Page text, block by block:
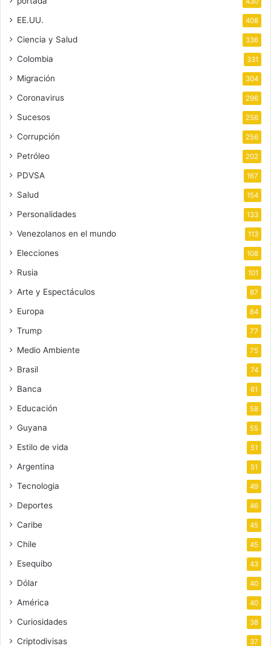
EE.UU. 408
Ciencia y Salud 336
Colombia 331
Migración 304
Coronavirus 296
Sucesos 256
Corrupción 256
Petróleo 202
PDVSA 167
Salud 154
Personalidades 133
Venezolanos en el mundo 113
Elecciones 108
Rusia 101
Arte y Espectáculos 87
Europa 84
Trump 77
Medio Ambiente 75
Brasil 74
Banca 61
Educación 58
Guyana 55
Estilo de vida 51
Argentina 51
Tecnologia 49
Deportes 46
Caribe 45
Chile 45
Esequibo 43
Dólar 40
América 40
Curiosidades 38
Criptodivisas 37